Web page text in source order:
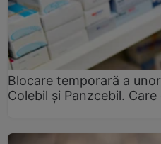
Blocare temporară a
Colebil și Panzcebil.